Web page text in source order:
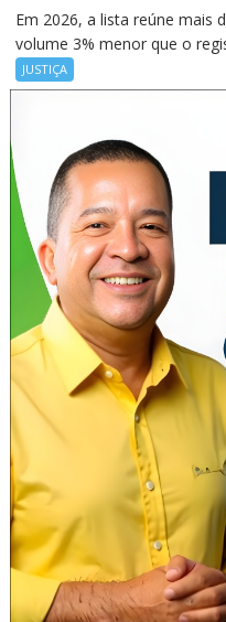
Em 2026, a lista reúne mais
volume 3% menor que o
JUSTIÇA